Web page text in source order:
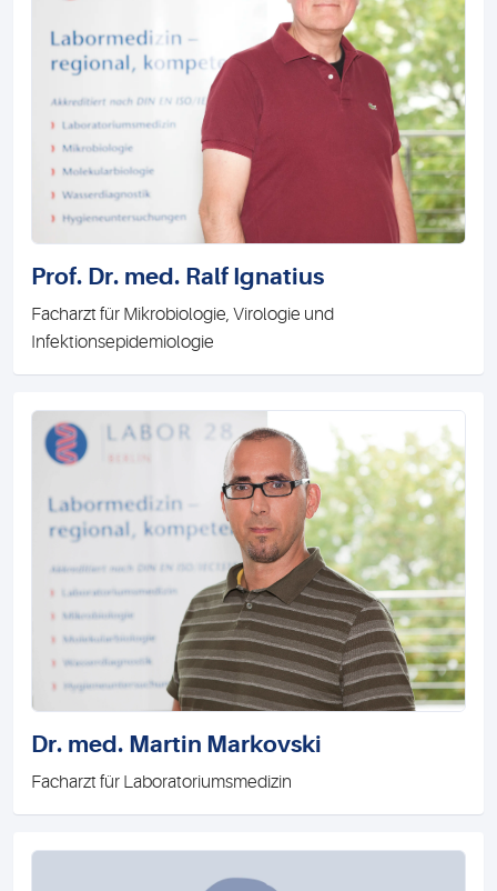
Prof. Dr. med. Ralf Ignatius
Facharzt für Mikrobiologie, Virologie und
Infektionsepidemiologie
Dr. med. Martin Markovski
Facharzt für Laboratoriumsmedizin